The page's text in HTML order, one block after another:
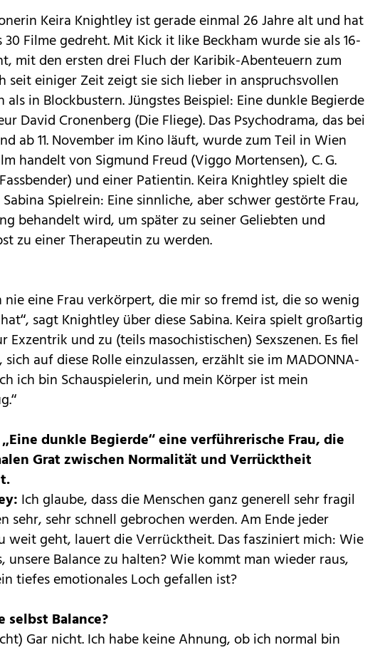
Keira Knightley ist gerade einmal 26 Jahre alt und hat
30 Filme gedreht. Mit Kick it like Beckham wurde sie als 16-
mit den ersten drei Fluch der Karibik-Abenteuern zum
seit einiger Zeit zeigt sie sich lieber in anspruchsvollen
in Blockbustern. Jüngstes Beispiel: Eine dunkle Begierde
David Cronenberg (Die Fliege). Das Psychodrama, das bei
ab 11. November im Kino läuft, wurde zum Teil in Wien
handelt von Sigmund Freud (Viggo Mortensen), C. G.
und einer Patientin. Keira Knightley spielt die
Spielrein: Eine sinnliche, aber schwer gestörte Frau,
behandelt wird, um später zu seiner Geliebten und
zu einer Therapeutin zu werden.
nie eine Frau verkörpert, die mir so fremd ist, die so wenig
sagt Knightley über diese Sabina. Keira spielt großartig
Exzentrik und zu (teils masochistischen) Sexszenen. Es fiel
auf diese Rolle einzulassen, erzählt sie im MADONNA-
ich bin Schauspielerin, und mein Körper ist mein
dunkle Begierde“ eine verführerische Frau, die
Grat zwischen Normalität und Verrücktheit
Ich glaube, dass die Menschen ganz generell sehr fragil
sehr, sehr schnell gebrochen werden. Am Ende jeder
weit geht, lauert die Verrücktheit. Das fasziniert mich: Wie
unsere Balance zu halten? Wie kommt man wieder raus,
tiefes emotionales Loch gefallen ist?
selbst Balance?
Gar nicht. Ich habe keine Ahnung, ob ich normal bin